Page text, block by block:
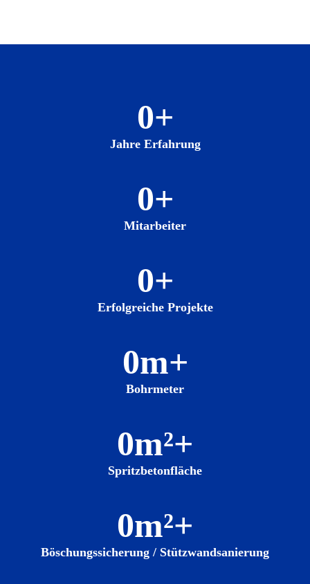
Jahre Erfahrung
0+
Mitarbeiter
0+
Erfolgreiche Projekte
0+
Bohrmeter
0m+
Spritzbetonfläche
0m²+
Böschungssicherung / Stützwandsanierung
0m²+